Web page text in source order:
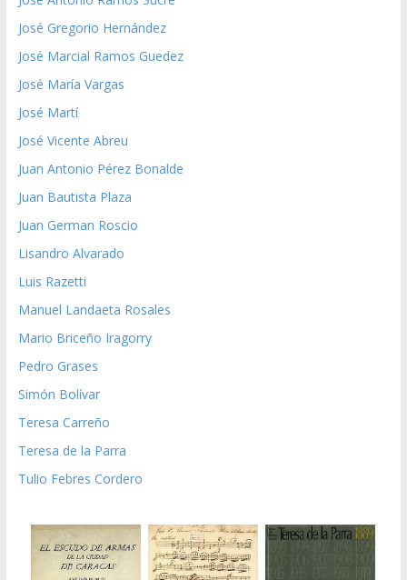
José Gregorio Hernández
José Marcial Ramos Guedez
José María Vargas
José Martí
José Vicente Abreu
Juan Antonio Pérez Bonalde
Juan Bautista Plaza
Juan German Roscio
Lisandro Alvarado
Luis Razetti
Manuel Landaeta Rosales
Mario Briceño Iragorry
Pedro Grases
Simón Bolívar
Teresa Carreño
Teresa de la Parra
Tulio Febres Cordero